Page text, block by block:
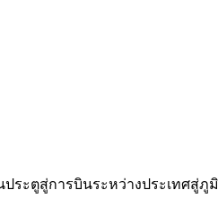
ประตูสู่การบินระหว่างประเทศ